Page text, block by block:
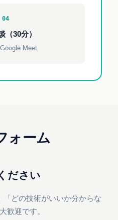
04
（30分）
Meet
ォーム
ださい
「どの技術がいいか分からな
歓迎です。